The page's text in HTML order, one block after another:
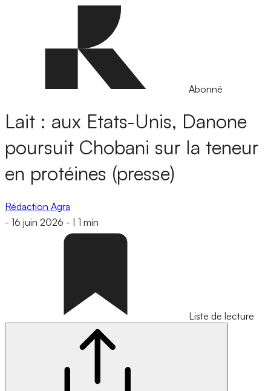
Abonné
Lait : aux Etats-Unis, Danone
poursuit Chobani sur la teneur
en protéines (presse)
Rédaction Agra
- 16 juin 2026 - 1 min
Liste de lecture